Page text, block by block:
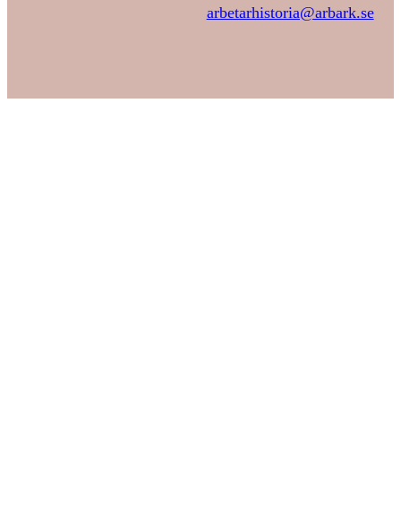
arbetarhistoria@arbark.se